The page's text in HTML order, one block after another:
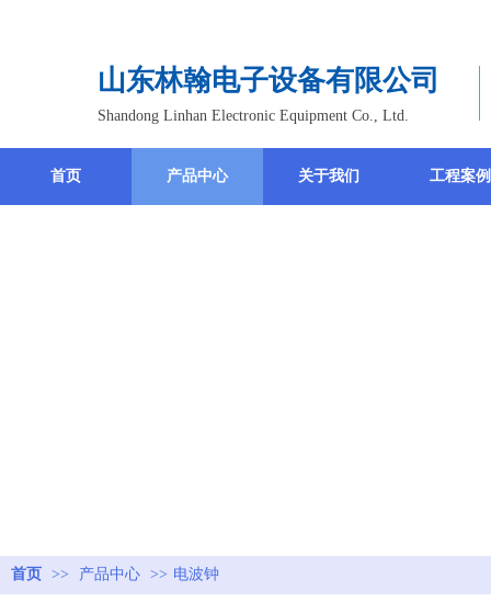
山东林翰电子设备有限公司
Shandong Linhan Electronic Equipment Co., Ltd.
首页 产品中心 关于我们 工程案例
首页 >> 产品中心 >> 电波钟